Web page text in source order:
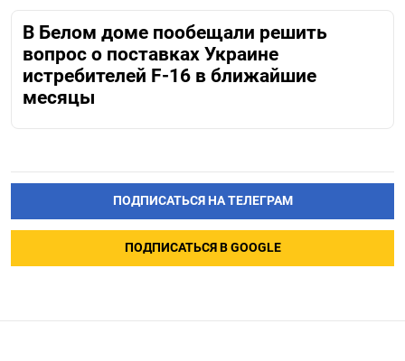
В Белом доме пообещали решить
вопрос о поставках Украине
истребителей F-16 в ближайшие
месяцы
ПОДПИСАТЬСЯ НА ТЕЛЕГРАМ
ПОДПИСАТЬСЯ В GOOGLE